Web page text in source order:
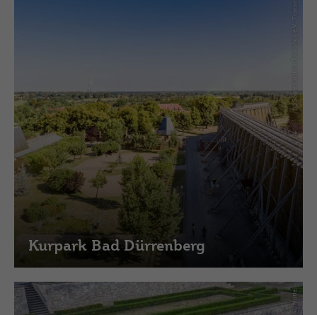
(c) Saale-Unstrut-Tourismus e.V., Transmedial
Kurpark Bad Dürrenberg